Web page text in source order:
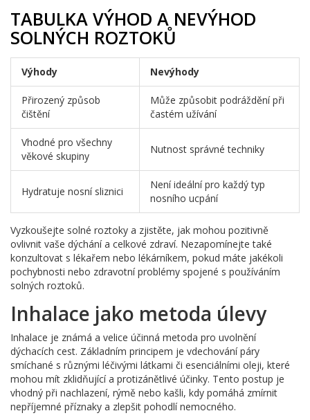
TABULKA VÝHOD A NEVÝHOD
SOLNÝCH ROZTOKŮ
Výhody Nevýhody
Přirozený způsob
čištění
Může způsobit podráždění při
častém užívání
Vhodné pro všechny
věkové skupiny
Nutnost správné techniky
Hydratuje nosní sliznici
Není ideální pro každý typ
nosního ucpání
Vyzkoušejte solné roztoky a zjistěte, jak mohou pozitivně
ovlivnit vaše dýchání a celkové zdraví. Nezapomínejte také
konzultovat s lékařem nebo lékárníkem, pokud máte jakékoli
pochybnosti nebo zdravotní problémy spojené s používáním
solných roztoků.
Inhalace jako metoda úlevy
Inhalace je známá a velice účinná metoda pro uvolnění
dýchacích cest. Základním principem je vdechování páry
smíchané s různými léčivými látkami či esenciálními oleji, které
mohou mít zklidňující a protizánětlivé účinky. Tento postup je
vhodný při nachlazení, rýmě nebo kašli, kdy pomáhá zmírnit
nepříjemné příznaky a zlepšit pohodlí nemocného.